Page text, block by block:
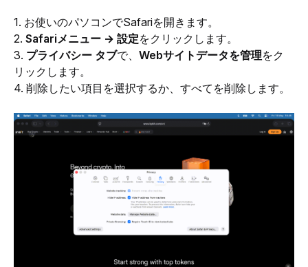
1. お使いのパソコンでSafariを開きます。
2. Safariメニュー → 設定をクリックします。
3. プライバシー タブで、 Webサイトデータを管理をク
リックします。
4. 削除したい項目を選択するか、すべてを削除します。